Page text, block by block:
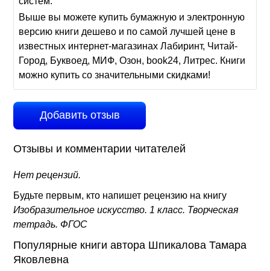
Выше вы можете купить бумажную и электронную
версию книги дешево и по самой лучшей цене в
известных интернет-магазинах Лабиринт, Читай-
Город, Буквоед, МИФ, Озон, book24, Литрес. Книги
можно купить со значительными скидками!
Добавить отзыв
Отзывы и комментарии читателей
Нет рецензий.
Будьте первым, кто напишет рецензию на книгу
Изобразительное искусство. 1 класс. Творческая
тетрадь. ФГОС
Популярные книги автора Шпикалова Тамара
Яковлевна